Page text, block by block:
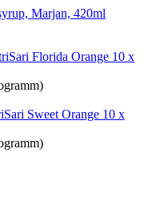
Marjan, 420ml
Florida Orange 10 x
Sweet Orange 10 x